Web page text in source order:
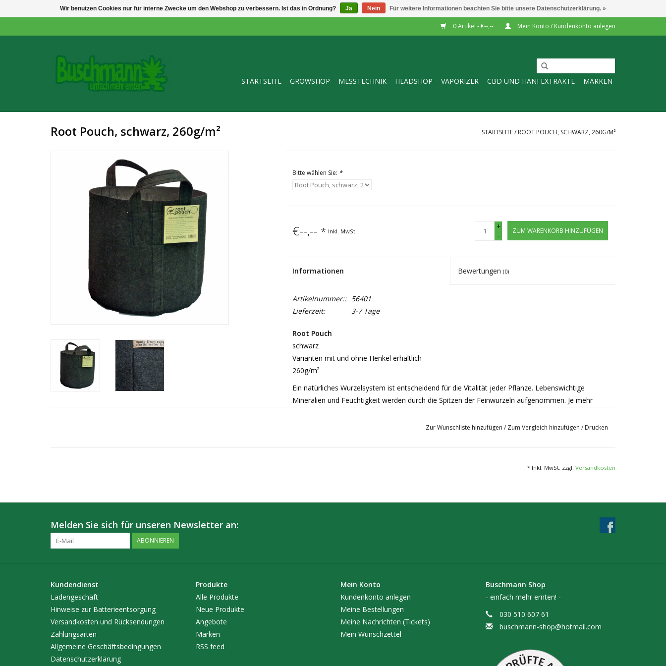
0 Artikel - €--,-- Mein Konto / Kundenkonto anlegen
STARTSEITE GROWSHOP MESSTECHNIK HEADSHOP VAPORIZER CBD UND HANFEXTRAKTE MARKEN
Root Pouch, schwarz, 260g/m² STARTSEITE/ ROOT POUCH, SCHWARZ, 260G/M²
Bitte wählen Sie: *
€--,-- * Inkl. MwSt.
+
-
ZUM WARENKORB HINZUFÜGEN
Informationen Bewertungen(0)
Artikelnummer::
56401
Lieferzeit:
3-7 Tage
Root Pouch
schwarz
Varianten mit und ohne Henkel erhältlich
260g/m²
Ein natürliches Wurzelsystem ist entscheidend für die Vitalität jeder Pflanze. Lebenswichtige
Mineralien und Feuchtigkeit werden durch die Spitzen der Feinwurzeln aufgenommen. Je mehr
in die Länge (Ringwurzeln). Die Anzahl der Wurzeln aber bleibt gering.
- Aus 100% recyceltem Material
Zur Wunschliste hinzufügen / Zum Vergleich hinzufügen / Drucken
* Inkl. MwSt. zzgl. Versandkosten
Melden Sie sich für unseren Newsletter an:
ABONNIEREN
Kundendienst
Ladengeschäft
Hinweise zur Batterieentsorgung
Versandkosten und Rücksendungen
Zahlungsarten
Allgemeine Geschäftsbedingungen
Datenschutzerklärung
Produkte
Alle Produkte
Neue Produkte
Angebote
Marken
RSS feed
Mein Konto
Kundenkonto anlegen
Meine Bestellungen
Meine Nachrichten (Tickets)
Mein Wunschzettel
Buschmann Shop
- einfach mehr ernten! -
030 510 607 61
buschmann-shop@hotmail.com
Wir benutzen Cookies nur für interne Zwecke um den Webshop zu verbessern. Ist das in Ordnung? Ja Nein Für weitere Informationen beachten Sie bitte unsere Datenschutzerklärung. »